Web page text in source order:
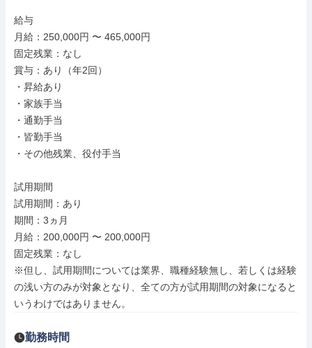
給与
月給：250,000円 〜 465,000円
固定残業：なし
賞与：あり（年2回）
・昇給あり
・家族手当
・通勤手当
・皆勤手当
・その他残業、役付手当
試用期間
試用期間：あり
期間：3ヵ月
月給：200,000円 〜 200,000円
固定残業：なし
※但し、試用期間については業界、職種経験無し、若しくは経験
の浅い方のみが対象となり、全ての方が試用期間の対象になると
いうわけではありません。
勤務時間